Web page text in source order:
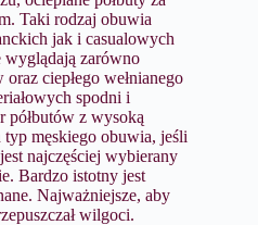
Taki rodzaj obuwia
jak i casualowych
wyglądają zarówno
ciepłego wełnianego
spodni i
półbutów z wysoką
typ męskiego obuwia, jeśli
najczęściej wybierany
Bardzo istotny jest
Najważniejsze, aby
wilgoci.